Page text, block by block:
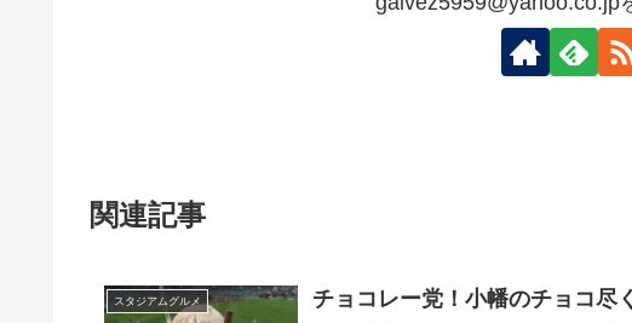
関連記事
スタジアムグルメ チョコレー党！小幡のチョコ尽